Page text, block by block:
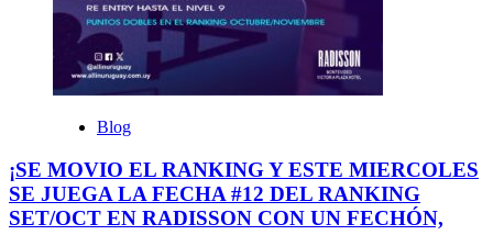
Blog
¡SE MOVIO EL RANKING Y ESTE MIERCOLES
SE JUEGA LA FECHA #12 DEL RANKING
SET/OCT EN RADISSON CON UN FECHÓN,